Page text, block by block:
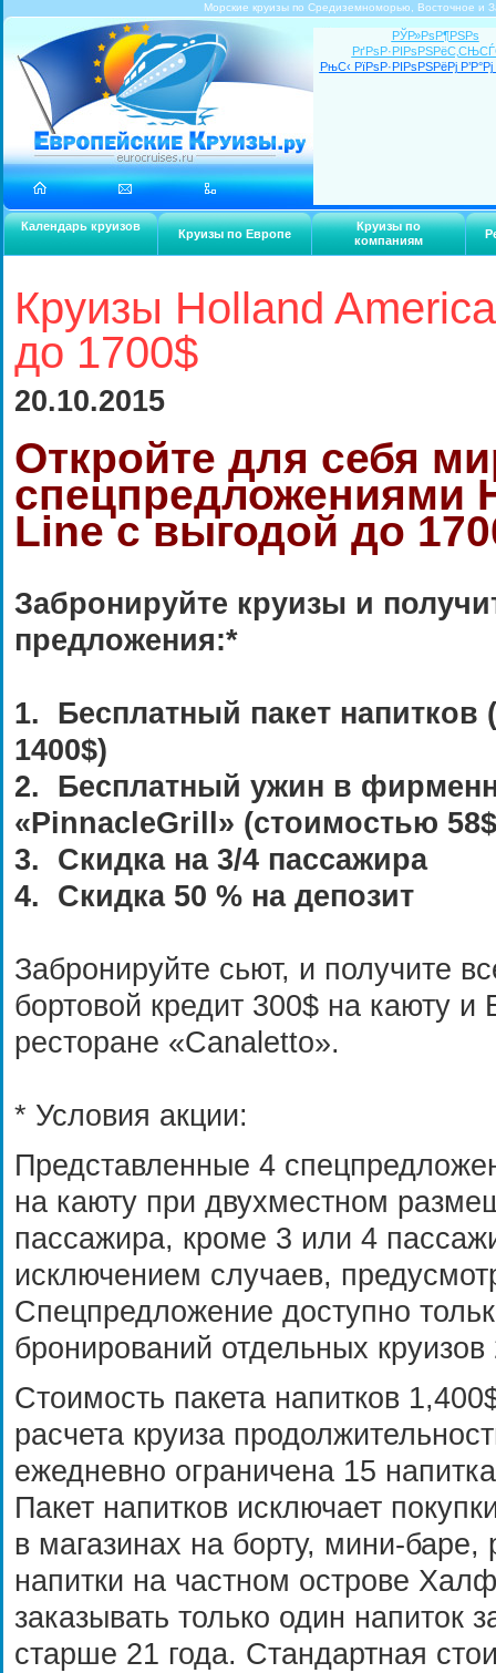
Морские круизы по Средиземноморью, Восточное и
Календарь круизов
Круизы по Европе
Круизы по
компаниям
РЎР»РѕР¶РЅРѕ
РњС‹ РїРѕР·РІРѕРЅРёРј
Круизы Holland
до 1700$
20.10.2015
Откройте для себя
спецпредложениями
Line с выгодой до
Забронируйте круизы и
предложения:*
1. Бесплатный пакет напитков
1400$)
2. Бесплатный ужин в
«PinnacleGrill» (стоимостью
3. Скидка на 3/4 пассажира
4. Скидка 50 % на депозит
Забронируйте сьют, и получите
бортовой кредит 300$ на
ресторане «Canaletto».
* Условия акции:
Представленные 4
на каюту при двухместном
пассажира, кроме 3 или 4
исключением случаев,
Спецпредложение доступно
бронирований отдельных
Стоимость пакета напитков
расчета круиза
ежедневно ограничена 15
Пакет напитков исключает
в магазинах на борту, мини-баре,
напитки на частном острове
заказывать только один напиток
старше 21 года. Стандартная